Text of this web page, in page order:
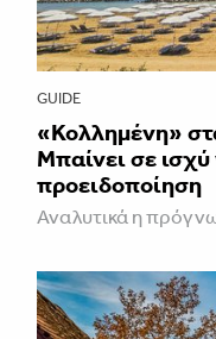
GUIDE
«Κολλημένη»
Μπαίνει σε ισχύ
προειδοποίηση
Αναλυτικά η